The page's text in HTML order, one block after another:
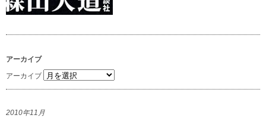
アーカイブ
アーカイブ
2010年11月